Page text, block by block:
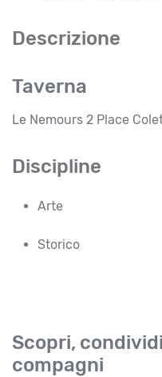
Descrizione
Taverna
Le Nemours 2 Place
Discipline
Arte
Storico
Scopri,
compagni